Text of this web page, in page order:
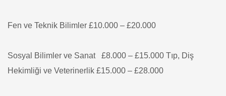
Fen ve Teknik Bilimler £10.000 – £20.000
Sosyal Bilimler ve Sanat £8.000 – £15.000 Tıp, Diş
Hekimliği ve Veterinerlik £15.000 – £28.000